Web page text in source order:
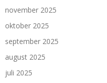
november 2025
oktober 2025
september 2025
august 2025
juli 2025